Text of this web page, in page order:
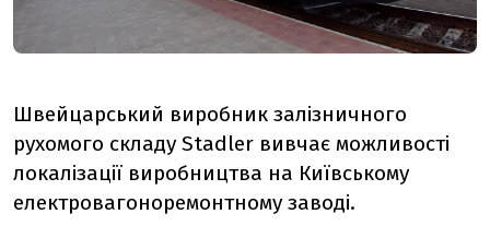
Швейцарський виробник залізничного
рухомого складу Stadler вивчає можливості
локалізації виробництва на Київському
електровагоноремонтному заводі.